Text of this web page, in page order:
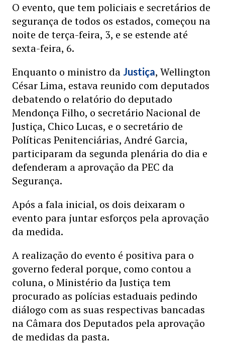
O evento, que tem policiais e secretários de
segurança de todos os estados, começou na
noite de terça-feira, 3, e se estende até
sexta-feira, 6.
Enquanto o ministro da Justiça, Wellington
César Lima, estava reunido com deputados
debatendo o relatório do deputado
Mendonça Filho, o secretário Nacional de
Justiça, Chico Lucas, e o secretário de
Políticas Penitenciárias, André Garcia,
participaram da segunda plenária do dia e
defenderam a aprovação da PEC da
Segurança.
Após a fala inicial, os dois deixaram o
evento para juntar esforços pela aprovação
da medida.
A realização do evento é positiva para o
governo federal porque, como contou a
coluna, o Ministério da Justiça tem
procurado as polícias estaduais pedindo
diálogo com as suas respectivas bancadas
na Câmara dos Deputados pela aprovação
de medidas da pasta.